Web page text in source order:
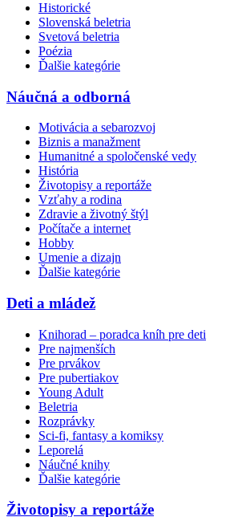
Historické
Slovenská beletria
Svetová beletria
Poézia
Ďalšie kategórie
Náučná a odborná
Motivácia a sebarozvoj
Biznis a manažment
Humanitné a spoločenské vedy
História
Životopisy a reportáže
Vzťahy a rodina
Zdravie a životný štýl
Počítače a internet
Hobby
Umenie a dizajn
Ďalšie kategórie
Deti a mládež
Knihorad – poradca kníh pre deti
Pre najmenších
Pre prvákov
Pre pubertiakov
Young Adult
Beletria
Rozprávky
Sci-fi, fantasy a komiksy
Leporelá
Náučné knihy
Ďalšie kategórie
Životopisy a reportáže